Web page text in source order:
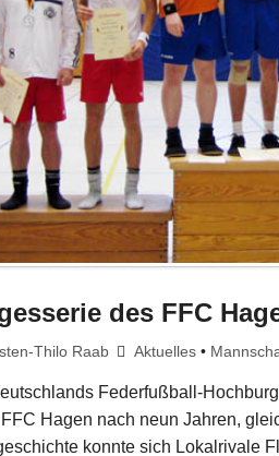
des FFC
Thilo Raab Aktuelles •
Federfußball-
Hagen nach neun Jahren,
konnte sich Lokalrivale